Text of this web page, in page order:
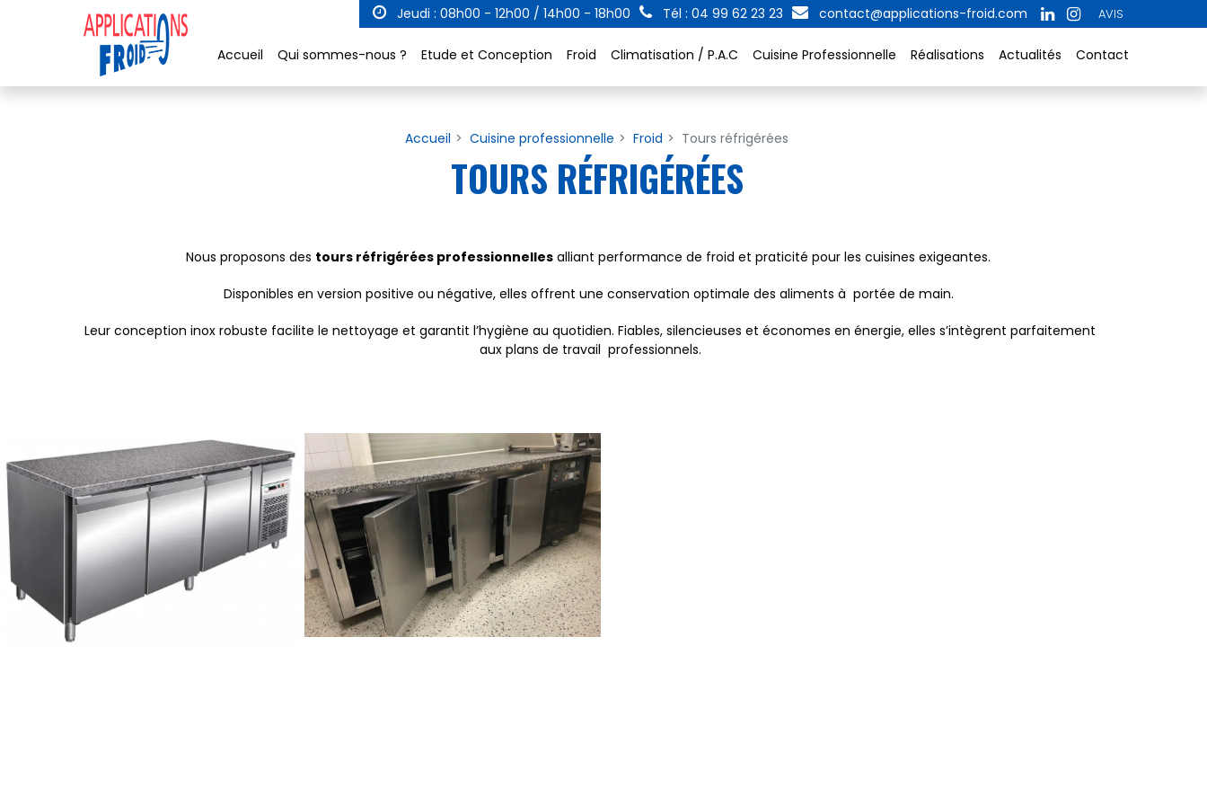
Jeudi : 08h00 - 12h00 / 14h00 - 18h00 Tél : 04 99 62 23 23 contact@applications-froid.com AVIS
Accueil Qui sommes-nous ? Etude et Conception Froid Climatisation / P.A.C Cuisine Professionnelle Réalisations Actualités Contact
Accueil Cuisine professionnelle Froid Tours réfrigérées
TOURS RÉFRIGÉRÉES
Nous proposons des tours réfrigérées professionnelles alliant performance de froid et praticité pour les cuisines exigeantes.
Disponibles en version positive ou négative, elles offrent une conservation optimale des aliments à portée de main.
Leur conception inox robuste facilite le nettoyage et garantit l’hygiène au quotidien. Fiables, silencieuses et économes en énergie, elles s’intègrent parfaitement
aux plans de travail professionnels.
Panneau de gestion des cookies